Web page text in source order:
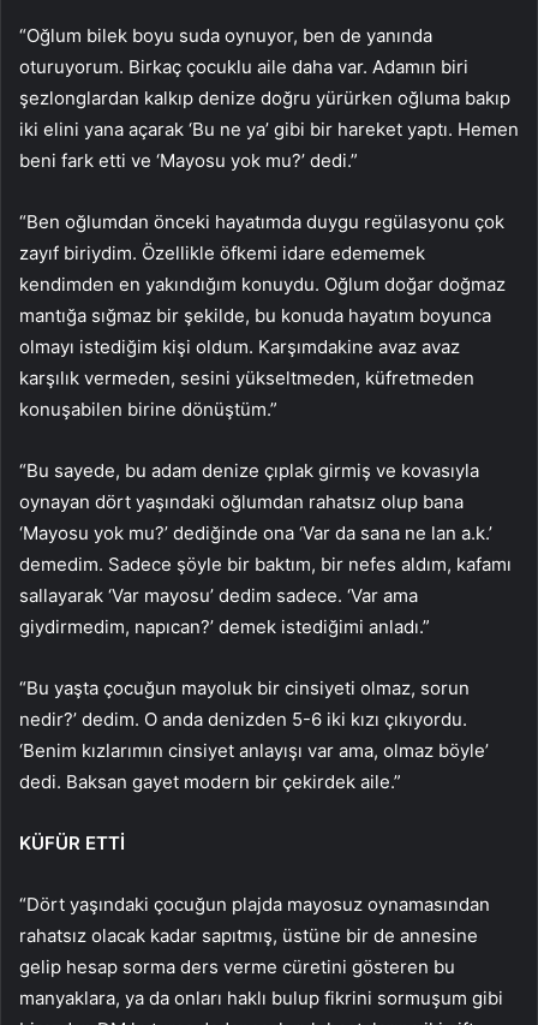
“Oğlum bilek boyu suda oynuyor, ben de yanında
oturuyorum. Birkaç çocuklu aile daha var. Adamın biri
şezlonglardan kalkıp denize doğru yürürken oğluma bakıp
iki elini yana açarak ‘Bu ne ya’ gibi bir hareket yaptı. Hemen
beni fark etti ve ‘Mayosu yok mu?’ dedi.”
“Ben oğlumdan önceki hayatımda duygu regülasyonu çok
zayıf biriydim. Özellikle öfkemi idare edememek
kendimden en yakındığım konuydu. Oğlum doğar doğmaz
mantığa sığmaz bir şekilde, bu konuda hayatım boyunca
olmayı istediğim kişi oldum. Karşımdakine avaz avaz
karşılık vermeden, sesini yükseltmeden, küfretmeden
konuşabilen birine dönüştüm.”
“Bu sayede, bu adam denize çıplak girmiş ve kovasıyla
oynayan dört yaşındaki oğlumdan rahatsız olup bana
‘Mayosu yok mu?’ dediğinde ona ‘Var da sana ne lan a.k.’
demedim. Sadece şöyle bir baktım, bir nefes aldım, kafamı
sallayarak ‘Var mayosu’ dedim sadece. ‘Var ama
giydirmedim, napıcan?’ demek istediğimi anladı.”
“Bu yaşta çocuğun mayoluk bir cinsiyeti olmaz, sorun
nedir?’ dedim. O anda denizden 5-6 iki kızı çıkıyordu.
‘Benim kızlarımın cinsiyet anlayışı var ama, olmaz böyle’
dedi. Baksan gayet modern bir çekirdek aile.”
KÜFÜR ETTİ
“Dört yaşındaki çocuğun plajda mayosuz oynamasından
rahatsız olacak kadar sapıtmış, üstüne bir de annesine
gelip hesap sorma ders verme cüretini gösteren bu
manyaklara, ya da onları haklı bulup fikrini sormuşum gibi